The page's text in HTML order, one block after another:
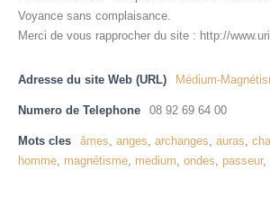
Voyance sans complaisance.
Merci de vous rapprocher du site : http://
Adresse du site Web (URL) Médium-
Numero de Telephone 08 92 69 64 00
Mots cles âmes,anges,archanges,auras,
homme, magnétisme, medium,ondes, passeur,